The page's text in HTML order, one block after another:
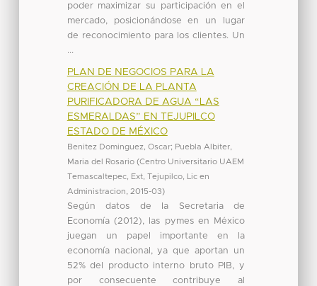
poder maximizar su participación en el
mercado, posicionándose en un lugar
de reconocimiento para los clientes. Un
...
PLAN DE NEGOCIOS PARA LA
CREACIÓN DE LA PLANTA
PURIFICADORA DE AGUA “LAS
ESMERALDAS” EN TEJUPILCO
ESTADO DE MÉXICO
Benitez Dominguez, Oscar; Puebla Albiter,
Maria del Rosario (Centro Universitario UAEM
Temascaltepec, Ext, Tejupilco, Lic en
Administracion
2015-03)
Según datos de la Secretaria de
Economía (2012), las pymes en México
juegan un papel importante en la
economía nacional, ya que aportan un
52% del producto interno bruto PIB, y
por consecuente contribuye al